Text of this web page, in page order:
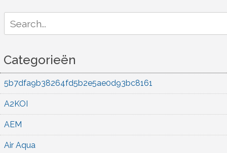
for:
Categorieën
5b7dfa9b38264fd5b2e5ae0d93bc8161
A2KOI
AEM
Air Aqua